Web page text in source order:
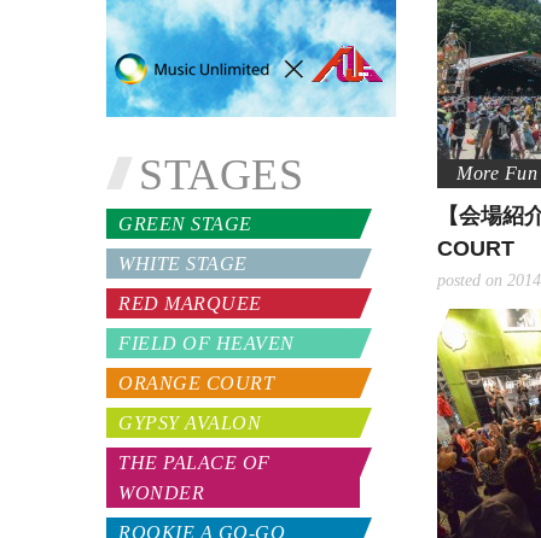
STAGES
GREEN STAGE
WHITE STAGE
RED MARQUEE
FIELD OF HEAVEN
ORANGE COURT
GYPSY AVALON
THE PALACE OF
WONDER
ROOKIE A GO-GO
【会場紹
COURT
posted on